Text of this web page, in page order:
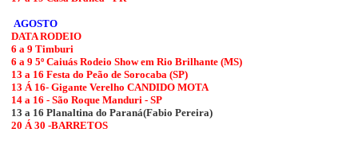
AGOSTO
DATA RODEIO
6 a 9 Timburi
6 a 9 5º Caiuás Rodeio Show em Rio Brilhante (MS)
13 a 16 Festa do Peão de Sorocaba (SP)
13 Á 16- Gigante Verelho CANDIDO MOTA
14 a 16 - São Roque Manduri - SP
13 a 16 Planaltina do Paraná(Fabio Pereira)
20 Á 30 -BARRETOS